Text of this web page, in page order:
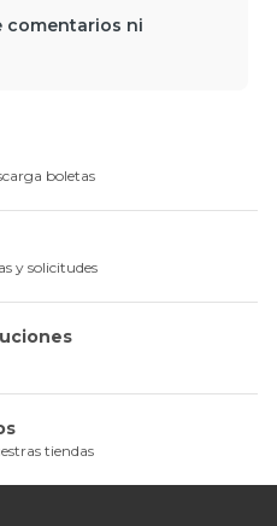
comentarios ni
boletas
y solicitudes
tiendas